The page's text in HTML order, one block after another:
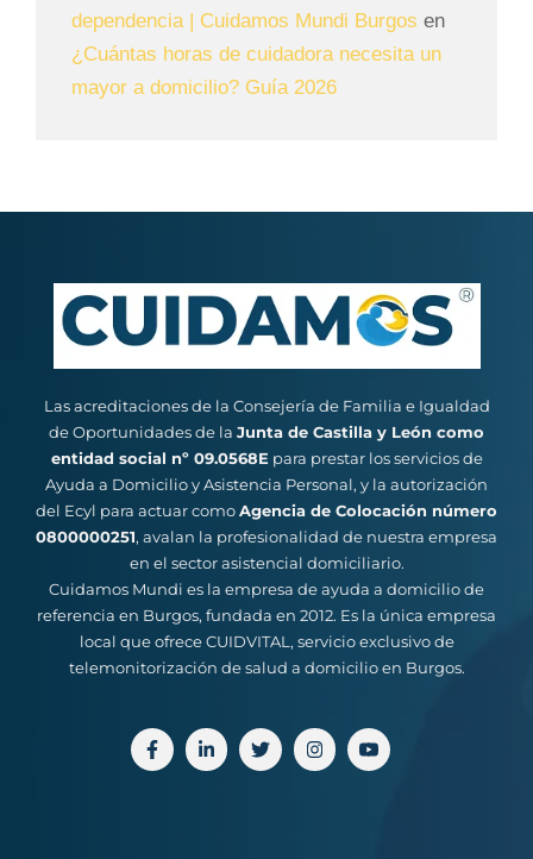
dependencia | Cuidamos Mundi Burgos en
¿Cuántas horas de cuidadora necesita un
mayor a domicilio? Guía 2026
Las acreditaciones de la Consejería de Familia e Igualdad
de Oportunidades de la Junta de Castilla y León como
entidad social nº 09.0568E para prestar los servicios de
Ayuda a Domicilio y Asistencia Personal, y la autorización
del Ecyl para actuar comoAgencia de Colocación número
0800000251, avalan la profesionalidad de nuestra empresa
en el sector asistencial domiciliario.
Cuidamos Mundi es la empresa de ayuda a domicilio de
referencia en Burgos, fundada en 2012. Es la única empresa
local que ofrece CUIDVITAL, servicio exclusivo de
telemonitorización de salud a domicilio en Burgos.